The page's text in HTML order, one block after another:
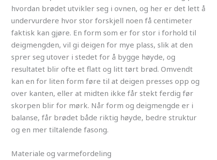
hvordan brødet utvikler seg i ovnen, og her er det lett å
undervurdere hvor stor forskjell noen få centimeter
faktisk kan gjøre. En form som er for stor i forhold til
deigmengden, vil gi deigen for mye plass, slik at den
sprer seg utover i stedet for å bygge høyde, og
resultatet blir ofte et flatt og litt tørt brød. Omvendt
kan en for liten form føre til at deigen presses opp og
over kanten, eller at midten ikke får stekt ferdig før
skorpen blir for mørk. Når form og deigmengde er i
balanse, får brødet både riktig høyde, bedre struktur
og en mer tiltalende fasong.
Materiale og varmefordeling